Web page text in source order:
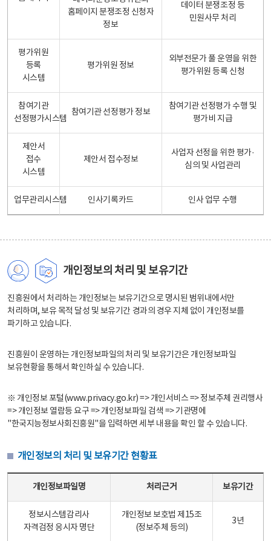
홈페이지 분쟁조정 신청자
정보
데이터 분쟁조정 등
민원사무 처리
평가위원
등록
시스템
평가위원 정보
외부전문가 풀 운영을 위한
평가위원 등록 신청
참여기관
선정평가시스템
참여기관 선정평가 정보
참여기관 선정평가 수행 및
평가비 지급
제안서
접수
시스템
제안서 접수정보
사업자 선정을 위한 평가·
심의 및 사업관리
업무관리시스템 인사기록카드 인사 업무 수행
개인정보의 처리 및 보유기간
진흥원에서 처리하는 개인정보는 보유기간으로 명시된 범위내에서만
처리하며, 보유 목적 달성 및 보유기간 경과의 경우 지체 없이 개인정보를
파기하고 있습니다.
진흥원이 운영하는 개인정보파일의 처리 및 보유기간은 개인정보파일
보유현황을 통해서 확인하실 수 있습니다.
※ 개인정보 포털(www.privacy.go.kr) => 개인서비스 => 정보주체 권리행사
=> 개인정보 열람등 요구 => 개인정보파일 검색 => 기관명에
"한국지능정보사회진흥원"을 입력하면 세부 내용을 확인 할 수 있습니다.
개인정보의 처리 및 보유기간 현황표
개인정보파일명 처리근거 보유기간
정보시스템감리사
자격검정 응시자 명단
개인정보 보호법 제15조
(정보주체 등의)
3년